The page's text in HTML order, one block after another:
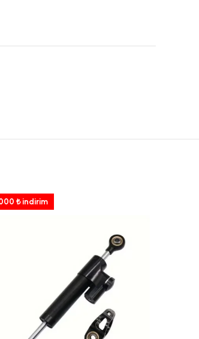
₺ indirim